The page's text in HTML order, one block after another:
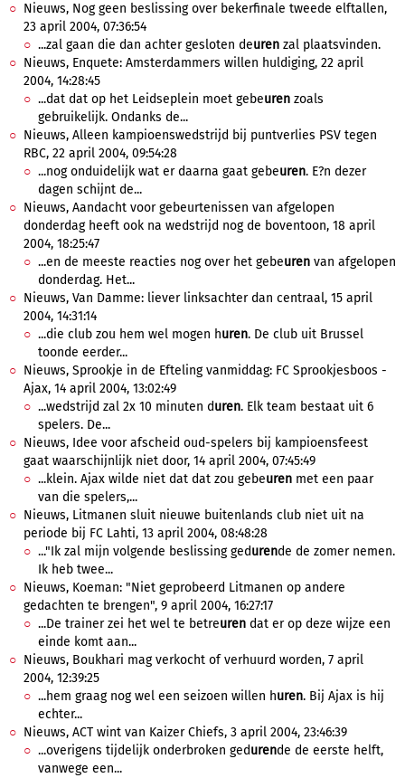
Nieuws, Nog geen beslissing over bekerfinale tweede elftallen,
23 april 2004, 07:36:54
...zal gaan die dan achter gesloten deuren zal plaatsvinden.
Nieuws, Enquete: Amsterdammers willen huldiging, 22 april
2004, 14:28:45
...dat dat op het Leidseplein moet gebeuren zoals
gebruikelijk. Ondanks de...
Nieuws, Alleen kampioenswedstrijd bij puntverlies PSV tegen
RBC, 22 april 2004, 09:54:28
...nog onduidelijk wat er daarna gaat gebeuren. E?n dezer
dagen schijnt de...
Nieuws, Aandacht voor gebeurtenissen van afgelopen
donderdag heeft ook na wedstrijd nog de boventoon, 18 april
2004, 18:25:47
...en de meeste reacties nog over het gebeuren van afgelopen
donderdag. Het...
Nieuws, Van Damme: liever linksachter dan centraal, 15 april
2004, 14:31:14
...die club zou hem wel mogen huren. De club uit Brussel
toonde eerder...
Nieuws, Sprookje in de Efteling vanmiddag: FC Sprookjesboos -
Ajax, 14 april 2004, 13:02:49
...wedstrijd zal 2x 10 minuten duren. Elk team bestaat uit 6
spelers. De...
Nieuws, Idee voor afscheid oud-spelers bij kampioensfeest
gaat waarschijnlijk niet door, 14 april 2004, 07:45:49
...klein. Ajax wilde niet dat dat zou gebeuren met een paar
van die spelers,...
Nieuws, Litmanen sluit nieuwe buitenlands club niet uit na
periode bij FC Lahti, 13 april 2004, 08:48:28
..."Ik zal mijn volgende beslissing gedurende de zomer nemen.
Ik heb twee...
Nieuws, Koeman: "Niet geprobeerd Litmanen op andere
gedachten te brengen", 9 april 2004, 16:27:17
...De trainer zei het wel te betreuren dat er op deze wijze een
einde komt aan...
Nieuws, Boukhari mag verkocht of verhuurd worden, 7 april
2004, 12:39:25
...hem graag nog wel een seizoen willen huren. Bij Ajax is hij
echter...
Nieuws, ACT wint van Kaizer Chiefs, 3 april 2004, 23:46:39
...overigens tijdelijk onderbroken gedurende de eerste helft,
vanwege een...